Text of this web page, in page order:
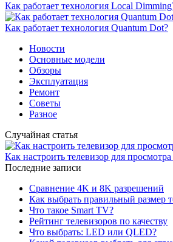
Как работает технология Local
Как работает технология Quantum Dot?
Новости
Основные модели
Обзоры
Эксплуатация
Ремонт
Советы
Разное
Случайная статья
Как настроить телевизор для
Последние записи
Сравнение 4K и 8K разрешений
Как выбрать правильный размер
Что такое Smart TV?
Рейтинг телевизоров по качеству
Что выбрать: LED или QLED?